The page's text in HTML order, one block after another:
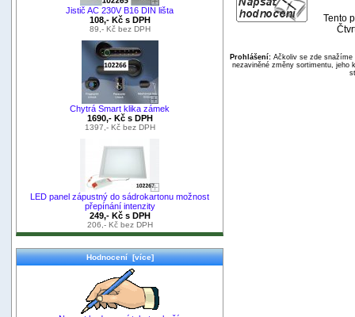
Jistič AC 230V B16 DIN lišta
108,- Kč s DPH
89,- Kč bez DPH
Chytrá Smart klika zámek
1690,- Kč s DPH
1397,- Kč bez DPH
LED panel zápustný do sádrokartonu možnost
přepínání intenzity
249,- Kč s DPH
206,- Kč bez DPH
Hodnocení [více]
Tento
Prohlášení:Ačkoliv se zde snažíme
nezaviněné změny sortimentu, jeho